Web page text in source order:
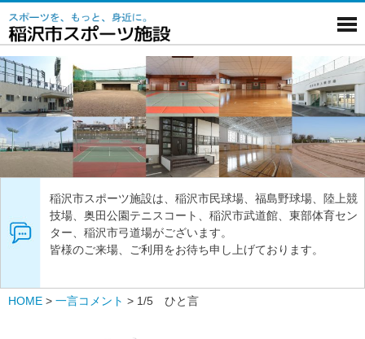
稲沢市スポーツ施設は、稲沢市民球場、福島野球場、陸上競
技場、奥田公園テニスコート、稲沢市武道館、東部体育セン
ター、稲沢市弓道場がございます。
皆様のご来場、ご利用をお待ち申し上げております。
HOME > 一言コメント > 1/5 ひと言